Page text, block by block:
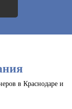
в Краснодаре и